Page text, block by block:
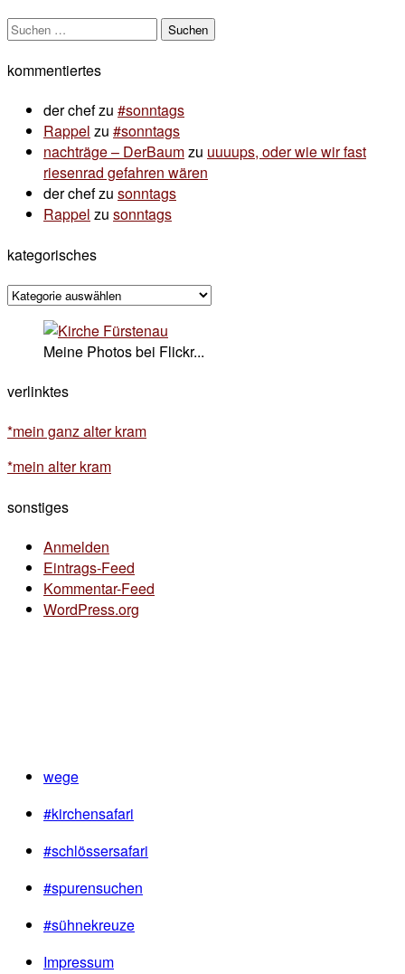
Suchen
kommentiertes
der chefzu #sonntags
Rappel zu #sonntags
nachträge – DerBaumzu uuuups, oder wie wir fast
riesenrad gefahren wären
der chefzu sonntags
Rappel zu sonntags
kategorisches
kategorisches
Meine Photos bei Flickr...
verlinktes
*mein ganz alter kram
*mein alter kram
sonstiges
Anmelden
Eintrags-Feed
Kommentar-Feed
WordPress.org
wege
#kirchensafari
#schlössersafari
#spurensuchen
#sühnekreuze
Impressum